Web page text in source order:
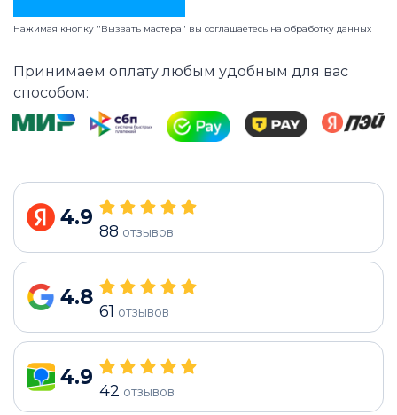
Нажимая кнопку "Вызвать мастера" вы соглашаетесь на обработку данных
Принимаем оплату любым удобным для вас
способом:
4.9
88 отзывов
4.8
61 отзывов
4.9
42 отзывов